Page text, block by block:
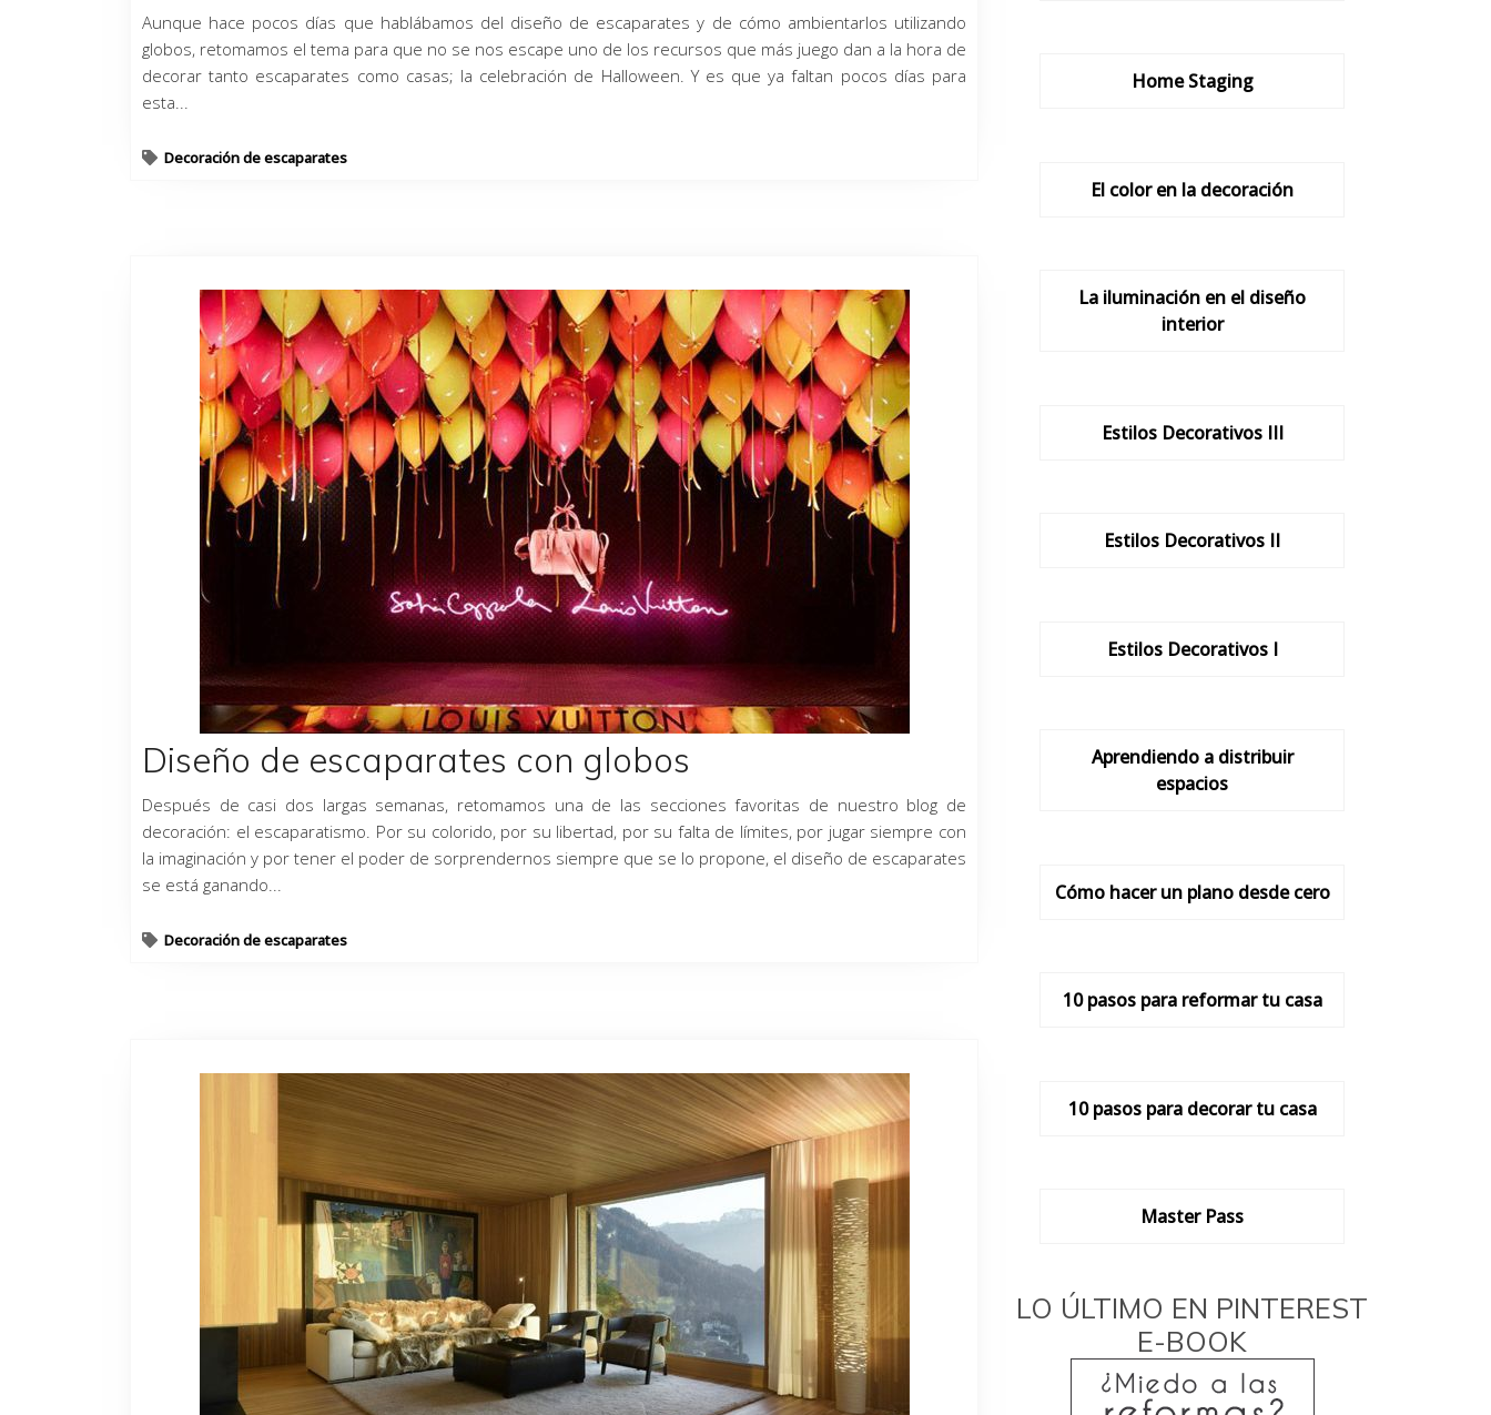
Aunque hace pocos días que hablábamos del diseño de escaparates y de cómo ambientarlos utilizando
globos, retomamos el tema para que no se nos escape uno de los recursos que más juego dan a la hora de
decorar tanto escaparates como casas; la celebración de Halloween. Y es que ya faltan pocos días para
esta...
Decoración de escaparates
Diseño de escaparates con globos
Después de casi dos largas semanas, retomamos una de las secciones favoritas de nuestro blog de
decoración: el escaparatismo. Por su colorido, por su libertad, por su falta de límites, por jugar siempre con
la imaginación y por tener el poder de sorprendernos siempre que se lo propone, el diseño de escaparates
se está ganando...
Decoración de escaparates
Home Staging
El color en la decoración
La iluminación en el diseño
interior
Estilos Decorativos III
Estilos Decorativos II
Estilos Decorativos I
Aprendiendo a distribuir
espacios
Cómo hacer un plano desde cero
10 pasos para reformar tu casa
10 pasos para decorar tu casa
Master Pass
LO ÚLTIMO EN PINTEREST
E-BOOK